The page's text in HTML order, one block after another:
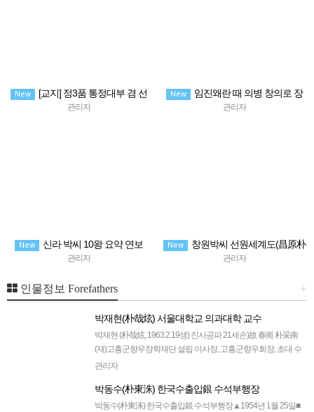
New
[교지] 정3품 통정대부 겸 선
공감역 박찬중 및 숙부인 김씨
관리자
New
임진왜란 때 의병 창의로 장
성(오산)남문창의 비문에 오른 文正
관리자
New 신라 박씨 10왕 요약 연보
관리자
New
창원박씨 선원세계도(昌原朴
氏 世系圖) 관향조 1世 ~10世
관리자
+
인물정보 Forefathers
박재현(朴哉炫) 서울대학교 의과대학 교수
박재현 (朴哉炫, 1963.2.19생) 진사공파 21세손)故 春崗 朴采南
(재)고흥군향우장학재단 설립 이사장, 고흥군향우회장, 초대 수
도권종친회장 역임)의 次男[학 력]1995 ~ 1997 서울대학교 대학
관리자
박동수(朴東洙) 한국수출입銀 수석부행장
박동수(朴東洙) 한국수출입銀 수석부행장▲1954년 1월 25일■